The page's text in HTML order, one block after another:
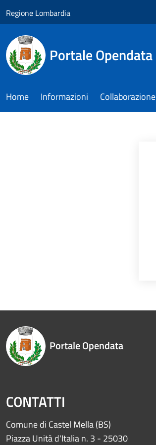
Regione Lombardia
Portale Opendata
Home Informazioni Collaborazione
Portale Opendata
CONTATTI
Comune di Castel Mella (BS)
Piazza Unità d'Italia n. 3 - 25030